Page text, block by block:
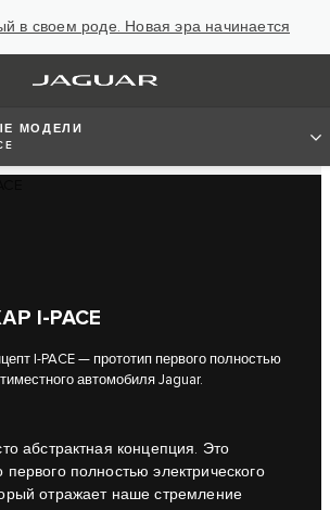
в своем роде. Новая эра начинается
МОДЕЛИ
I-PACE
I-PACE — прототип первого полностью
автомобиля Jaguar.
абстрактная концепция. Это
первого полностью электрического
отражает наше стремление